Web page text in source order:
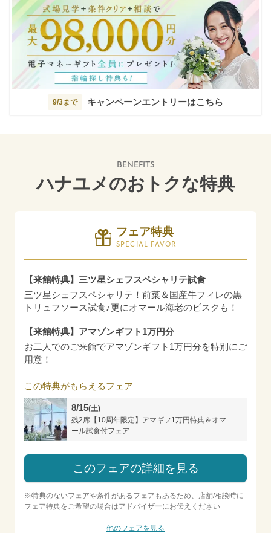
9/3まで キャンペーンエントリーはこちら
BENEFITS
ハナユメのおトクな特典
フェア特典
SPECIAL FAVOR
【来館特典】三ツ星シェフスペシャリテ試食
三ツ星シェフスペシャリテ！前菜＆国産牛フィレの黒
トリュフソース試食♪更にオマール海老のビスクも！
【来館特典】アマゾンギフト1万円分
お二人でのご来館でアマゾンギフト1万円分を特別にご
用意！
この特典がもらえるフェア
8/15(土)
残2席【10周年限定】アマギフ1万円特典＆オマ
ール試食付フェア
このフェアの詳細を見る
※特典のないフェアや条件があるフェアもあるため、店舗/相談時に
フェア特典をご希望の場合はアドバイザーにお伝えください
他のフェアを見る